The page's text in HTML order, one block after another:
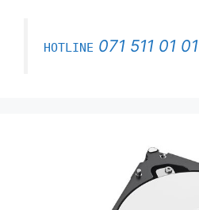
HOTLINE 071 511 01 01